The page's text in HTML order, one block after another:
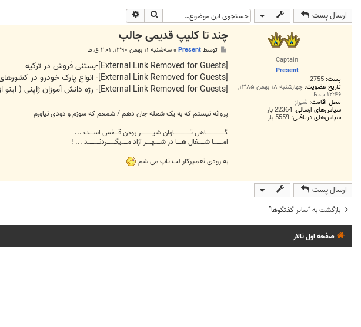
ارسال پست جستجو
Captain
Present
پست: 2755
تاریخ عضویت: چهارشنبه ۱۸ بهمن ۱۳۸۵,
۱۲:۴۶ ب.ظ
محل اقامت: شیراز
سپاس‌های ارسالی: 22364 بار
سپاس‌های دریافتی: 5559 بار
چند تا کلیپ قدیمی جالب
ت
توسطPresent
»سه‌شنبه ۱۱ بهمن ۱۳۹۰, ۲:۰۱ ق.ظ
[External Link Removed for Guests]
-بستنی فروش در ترکیه
[External Link Removed for Guests]
- انواع پارک خودرو در
[External Link Removed for Guests]
- رژه دانش آموزان ژاپنی (
پروانه نیستم که به یک شعله جان دهم / شمعم که سوزم و دودی نیاورم
گــــــــــــــــاهی تــــــــــــــاوان شیــــــــــر بودن قـــفس اســـت ...
امــــــــا شـــــغال هــــا در شـــــهــــر آزاد مـــــیگـــــــردنــــــــــد ... !
به زودی تعمیرکار لب تاپ می شم
ارسال پست
بازگشت به “ساير گفتگوها”
صفحه اول تالار